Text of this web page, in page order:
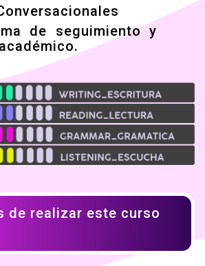
de seguimiento y
de realizar este curso